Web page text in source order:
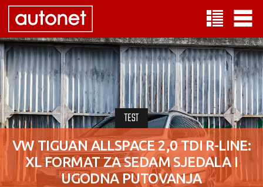
TEST
VW TIGUAN ALLSPACE 2,0 TDI R-LINE:
XL FORMAT ZA SEDAM SJEDALA I
UGODNA PUTOVANJA